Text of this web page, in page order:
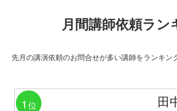
月間講師依頼ラン
先月の講演依頼のお問合せが多い講師をランキン
1 位 田